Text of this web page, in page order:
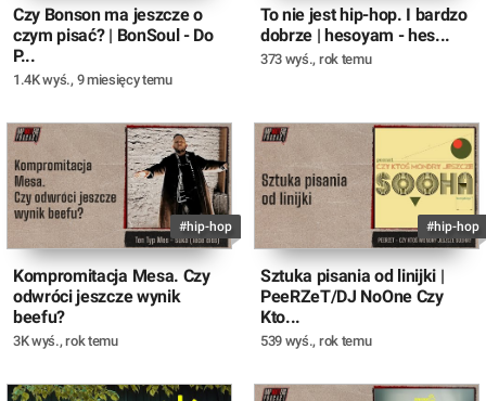
Czy Bonson ma jeszcze o
czym pisać? | BonSoul - Do
P...
1.4K wyś., 9 miesięcy temu
To nie jest hip-hop. I bardzo
dobrze | hesoyam - hes...
373 wyś., rok temu
#hip-hop
Kompromitacja Mesa. Czy
odwróci jeszcze wynik
beefu?
3K wyś.,rok temu
#hip-hop
Sztuka pisania od linijki |
PeeRZeT/DJ NoOne Czy
Kto...
539 wyś., rok temu